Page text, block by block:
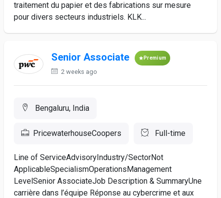
traitement du papier et des fabrications sur mesure
pour divers secteurs industriels. KLK...
Senior Associate Premium
2 weeks ago
Bengaluru, India
PricewaterhouseCoopers Full-time
Line of ServiceAdvisoryIndustry/SectorNot
ApplicableSpecialismOperationsManagement
LevelSenior AssociateJob Description & SummaryUne
carrière dans l’équipe Réponse au cybercrime et aux